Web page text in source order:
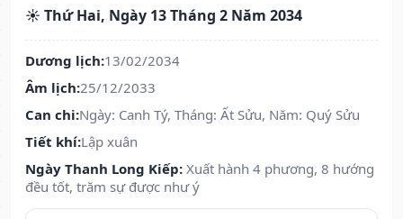
☀️ Thứ Hai, Ngày 13 Tháng 2 Năm 2034
Dương lịch:13/02/2034
Âm lịch:25/12/2033
Can chi:Ngày: Canh Tý, Tháng: Ất Sửu, Năm: Quý Sửu
Tiết khí:Lập xuân
Ngày Thanh Long Kiếp: Xuất hành 4 phương, 8 hướng
đều tốt, trăm sự được như ý